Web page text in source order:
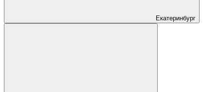
Екатеринбург